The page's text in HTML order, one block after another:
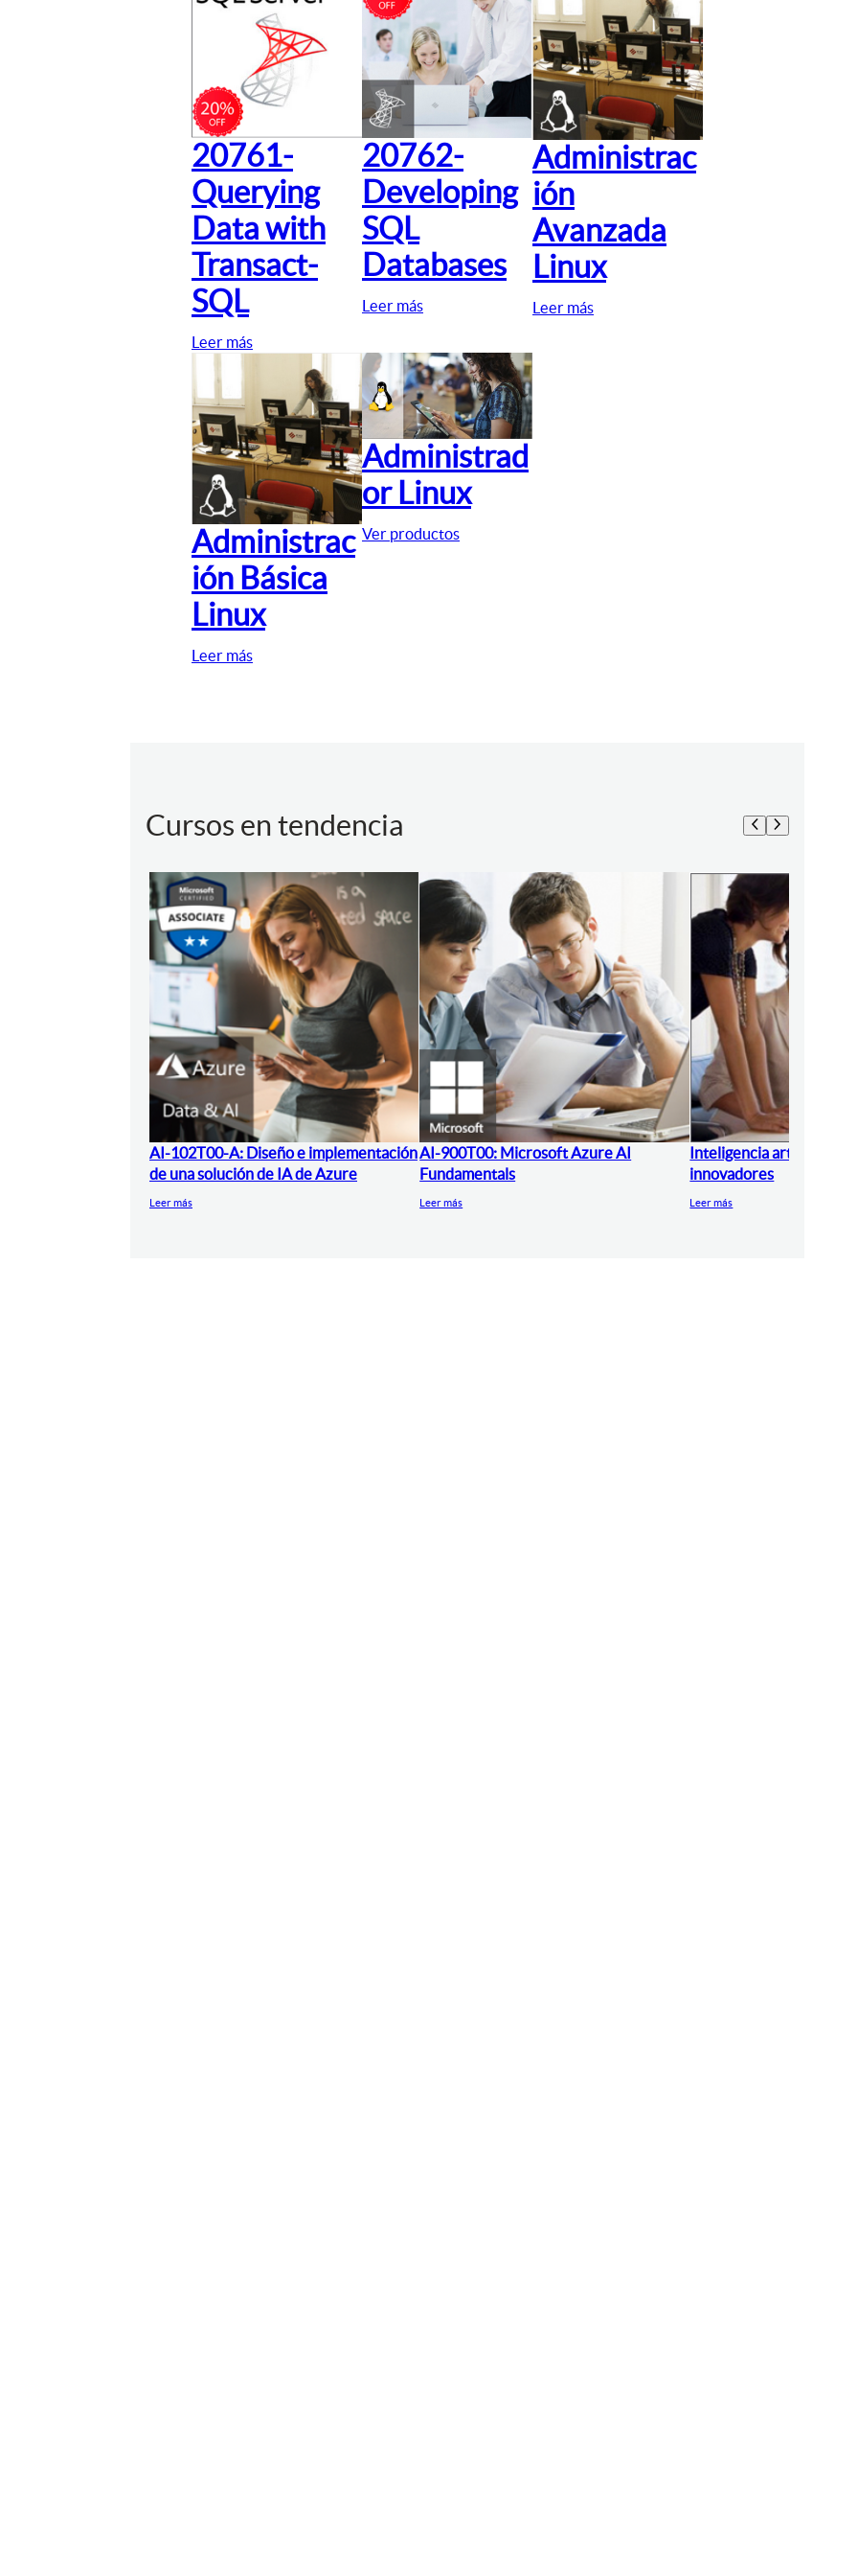
20761-
Querying
Data with
Transact-
SQL
Leer más
20762-
Developing
SQL
Databases
Leer más
Administrac
ión
Avanzada
Linux
Leer más
Administrac
ión Básica
Linux
Leer más
Administrad
or Linux
Ver productos
Cursos en tendencia
AI-102T00-A: Diseño e implementación
de una solución de IA de Azure
Leer más
AI-900T00: Microsoft Azure AI
Fundamentals
Leer más
Inteligencia artificial
innovadores
Leer más